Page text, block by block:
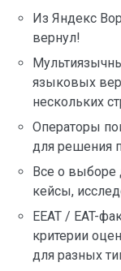
Из Яндекс
вернул!
языковых
нескольких
Операторы
для решения
Все о выборе
кейсы,
EEAT / EAT-
критерии
для разных